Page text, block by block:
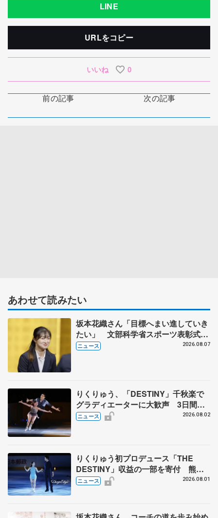
LINE
URLをコピー
いいね 0
前の記事 次の記事
あわせて読みたい
坂本花織さん「目標へまい進していき
たい」 文部科学省スポーツ表彰式で
代表謝辞
ニュース 2026.08.07
りくりゅう、「DESTINY」千秋楽で
グラディエーターに大歓声 3日間の
計4公演で延べ約１万8千人動員、三浦
ニュース 2026.08.02
りくりゅう初プロデュース「THE
DESTINY」収益の一部を寄付 熊本
地震、被災者支援
ニュース 2026.08.01